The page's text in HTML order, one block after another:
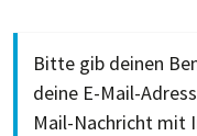
Bitte gib deinen
deine E-Mail-
Mail-Nachricht mit